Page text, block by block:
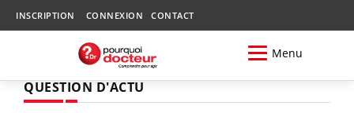
INSCRIPTION CONNEXION CONTACT
Menu
QUESTION D'ACTU